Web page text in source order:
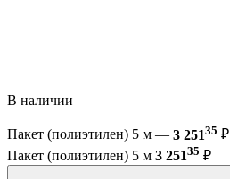
В наличии
Пакет (полиэтилен) 5 м — 3 25135 ₽
Пакет (полиэтилен) 5 м 3 25135 ₽